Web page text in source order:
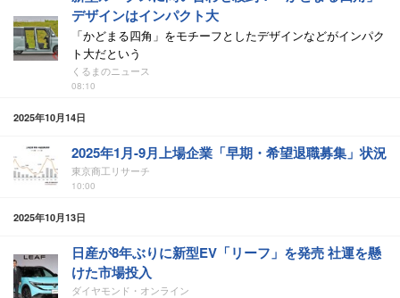
デザインはインパクト大
「かどまる四角」をモチーフとしたデザインなどがインパク
ト大だという
くるまのニュース
08:10
2025年10月14日
2025年1月-9月上場企業「早期・希望退職募集」状況
東京商工リサーチ
10:00
2025年10月13日
日産が8年ぶりに新型EV「リーフ」を発売 社運を懸
けた市場投入
ダイヤモンド・オンライン